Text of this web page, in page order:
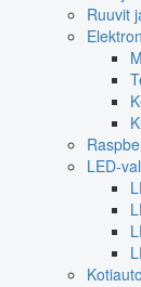
Ruuvit
LED-